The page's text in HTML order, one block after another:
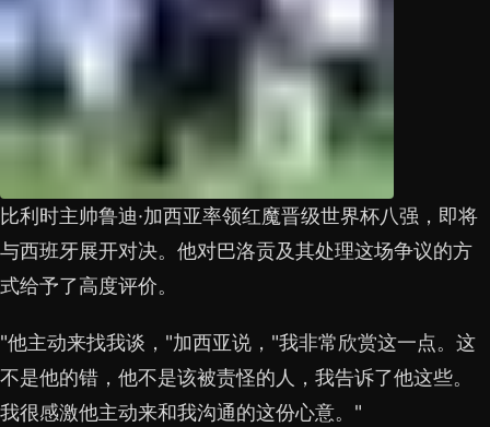
比利时主帅鲁迪·加西亚率领红魔晋级世界杯八强，即将
与西班牙展开对决。他对巴洛贡及其处理这场争议的方
式给予了高度评价。
"他主动来找我谈，"加西亚说，"我非常欣赏这一点。这
不是他的错，他不是该被责怪的人，我告诉了他这些。
我很感激他主动来和我沟通的这份心意。"